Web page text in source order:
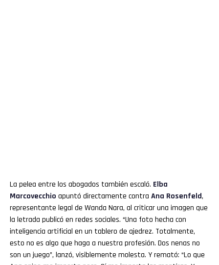
La pelea entre los abogados también escaló. Elba
Marcovecchio apuntó directamente contra Ana Rosenfeld,
representante legal de Wanda Nara, al criticar una imagen que
la letrada publicó en redes sociales. “Una foto hecha con
inteligencia artificial en un tablero de ajedrez. Totalmente,
esto no es algo que haga a nuestra profesión. Dos nenas no
son un juego”, lanzó, visiblemente molesta. Y remató: “Lo que